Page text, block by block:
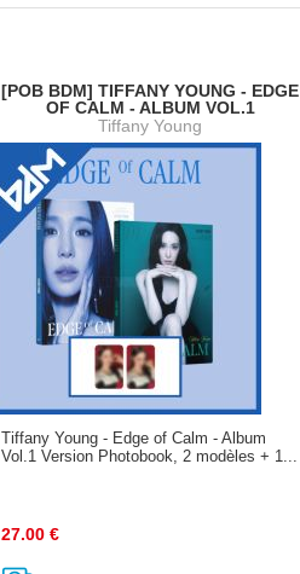
[POB BDM] TIFFANY YOUNG - EDGE
OF CALM - ALBUM VOL.1
Tiffany Young
Tiffany Young - Edge of Calm - Album
Vol.1 Version Photobook, 2 modèles + 1...
27.00 €